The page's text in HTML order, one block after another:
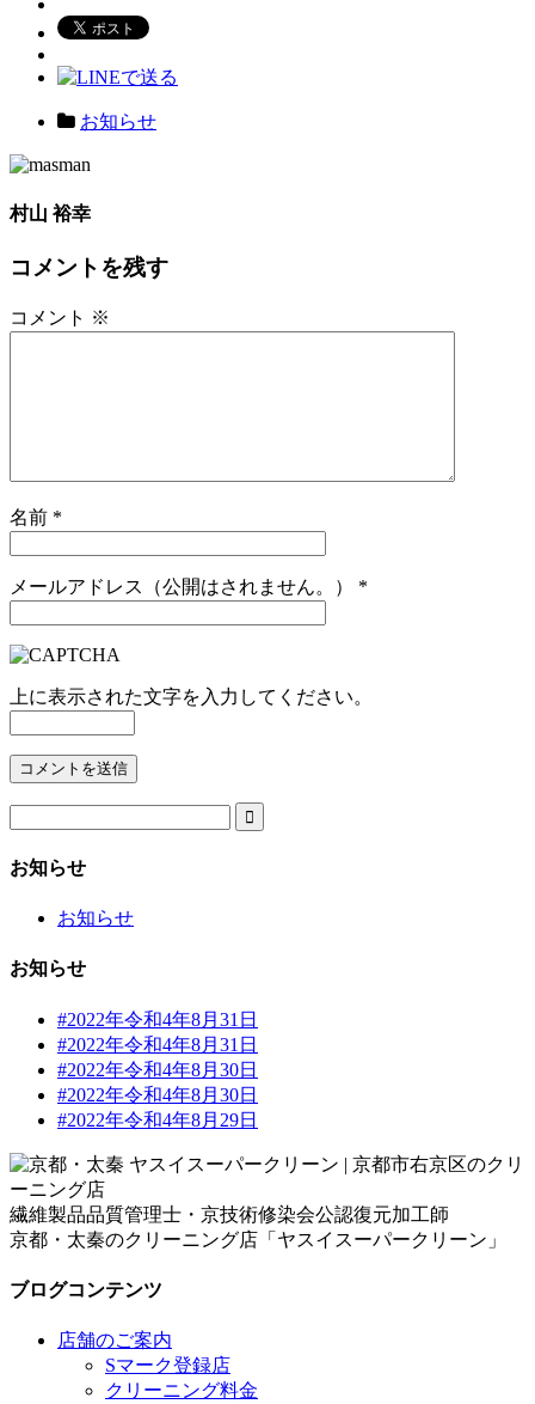
お知らせ
村山 裕幸
コメントを残す
コメント ※
名前 *
メールアドレス（公開はされません。） *
上に表示された文字を入力してください。

お知らせ
お知らせ
お知らせ
#2022年令和4年8月31日
#2022年令和4年8月31日
#2022年令和4年8月30日
#2022年令和4年8月30日
#2022年令和4年8月29日
繊維製品品質管理士・京技術修染会公認復元加工師
京都・太秦のクリーニング店「ヤスイスーパークリーン」
ブログコンテンツ
店舗のご案内
Sマーク登録店
クリーニング料金